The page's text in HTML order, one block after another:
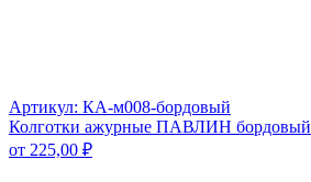
Артикул: КА-м008-бордовый
Колготки ажурные ПАВЛИН бордовый
от 225,00 ₽